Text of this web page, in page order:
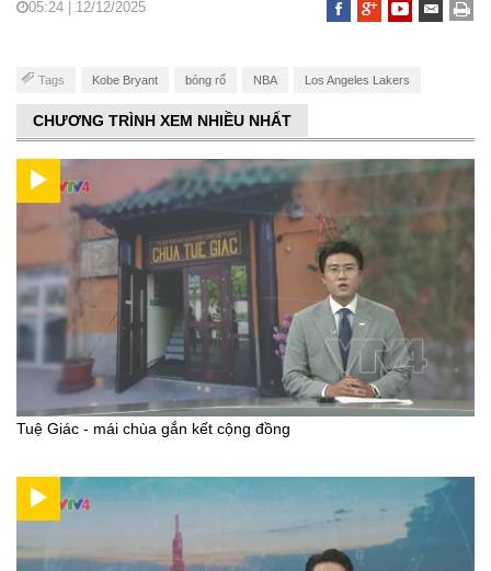
05:24 | 12/12/2025
Tags Kobe Bryant bóng rổ NBA Los Angeles Lakers
CHƯƠNG TRÌNH XEM NHIỀU NHẤT
Tuệ Giác - mái chùa gắn kết cộng đồng